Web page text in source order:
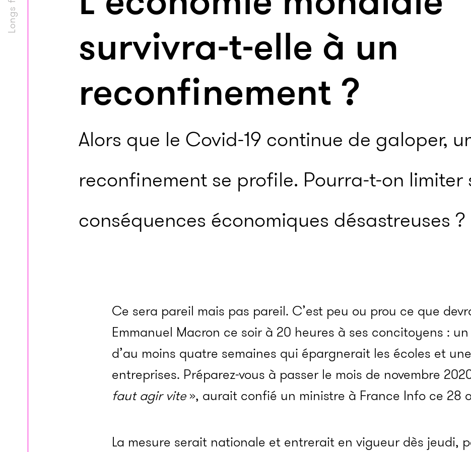
survivra-t-elle à un
reconfinement ?
Alors que le Covid-19 continue de galoper,
reconfinement se profile. Pourra-t-on limiter
conséquences économiques désastreuses ?
Ce sera pareil mais pas pareil. C’est peu ou prou ce que
Emmanuel Macron ce soir à 20 heures à ses concitoyens :
d’au moins quatre semaines qui épargnerait les écoles et
entreprises. Préparez-vous à passer le mois de novembre
faut agir vite», aurait confié un ministre à France Info ce 28
La mesure serait nationale et entrerait en vigueur dès jeudi,